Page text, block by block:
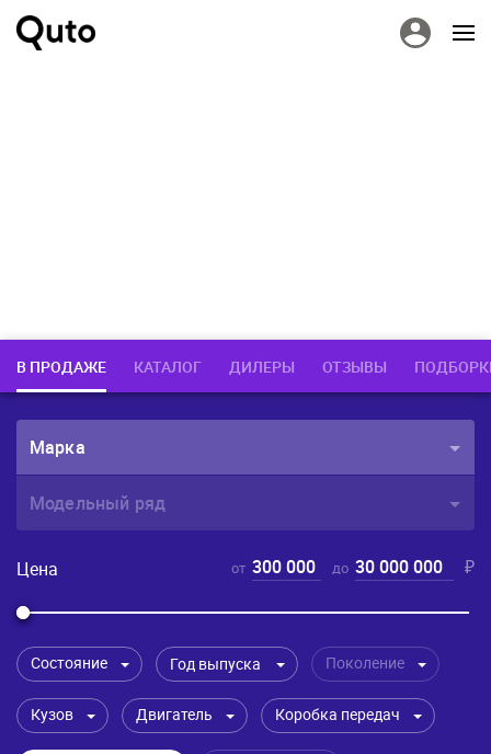
В ПРОДАЖЕ КАТАЛОГ ДИЛЕРЫ ОТЗЫВЫ
Марка
Модельный ряд
Цена от 300 000 до 30 000 000 ₽
Состояние Год выпуска Поколение
Кузов Двигатель Коробка передач